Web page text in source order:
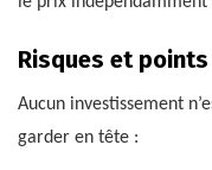
Risques et
Aucun investissement
garder en tête :